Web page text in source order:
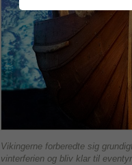
Vikingerne forberedte sig
vinterferien og bliv klar til